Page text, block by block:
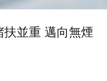
扶並重 邁向無煙